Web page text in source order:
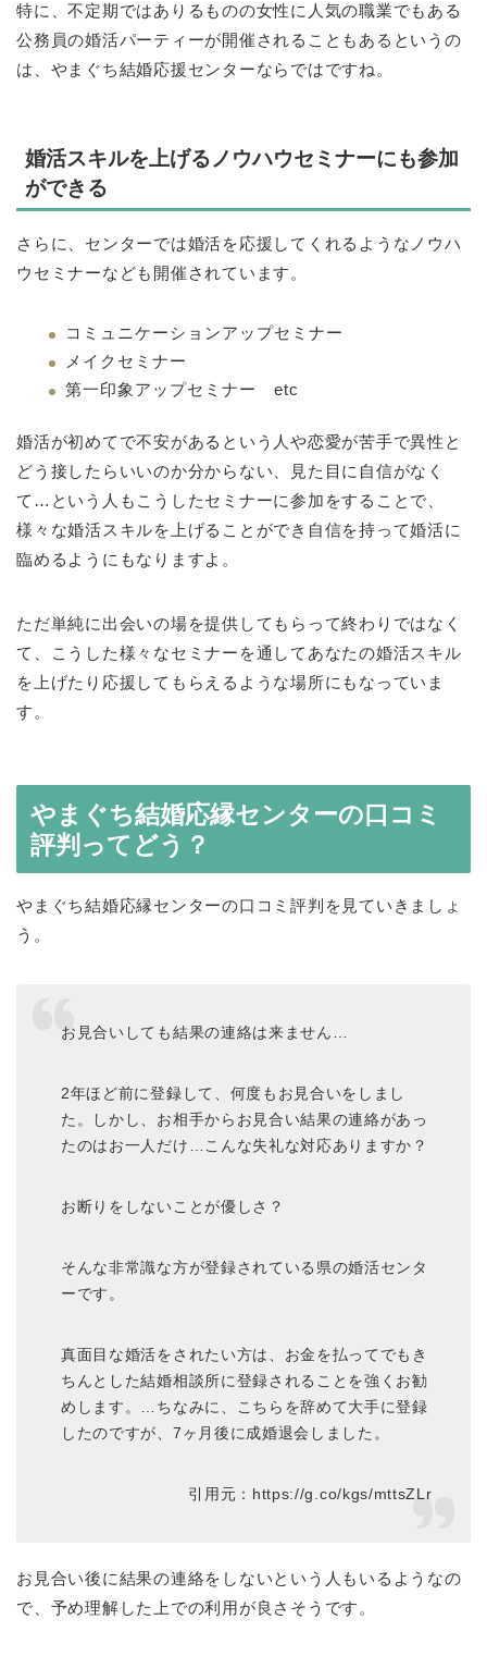
特に、不定期ではありるものの女性に人気の職業でもある
公務員の婚活パーティーが開催されることもあるというの
は、やまぐち結婚応援センターならではですね。
婚活スキルを上げるノウハウセミナーにも参加
ができる
さらに、センターでは婚活を応援してくれるようなノウハ
ウセミナーなども開催されています。
コミュニケーションアップセミナー
メイクセミナー
第一印象アップセミナー etc
婚活が初めてで不安があるという人や恋愛が苦手で異性と
どう接したらいいのか分からない、見た目に自信がなく
て…という人もこうしたセミナーに参加をすることで、
様々な婚活スキルを上げることができ自信を持って婚活に
臨めるようにもなりますよ。
ただ単純に出会いの場を提供してもらって終わりではなく
て、こうした様々なセミナーを通してあなたの婚活スキル
を上げたり応援してもらえるような場所にもなっていま
す。
やまぐち結婚応縁センターの口コミ
評判ってどう？
やまぐち結婚応縁センターの口コミ評判を見ていきましょ
う。
お見合いしても結果の連絡は来ません…
2年ほど前に登録して、何度もお見合いをしまし
た。しかし、お相手からお見合い結果の連絡があっ
たのはお一人だけ…こんな失礼な対応ありますか？
お断りをしないことが優しさ？
そんな非常識な方が登録されている県の婚活センタ
ーです。
真面目な婚活をされたい方は、お金を払ってでもき
ちんとした結婚相談所に登録されることを強くお勧
めします。…ちなみに、こちらを辞めて大手に登録
したのですが、7ヶ月後に成婚退会しました。
引用元：https://g.co/kgs/mttsZLr
お見合い後に結果の連絡をしないという人もいるようなの
で、予め理解した上での利用が良さそうです。